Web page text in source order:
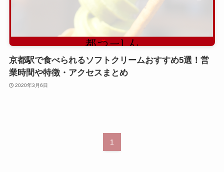
京都駅で食べられるソフトクリームおすすめ5選！営
業時間や特徴・アクセスまとめ
2020年3月6日
1